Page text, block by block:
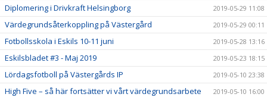
Diplomering i Drivkraft Helsingborg 2019-05-29 11:08
Värdegrundsåterkoppling på Västergård 2019-05-29 00:11
Fotbollsskola i Eskils 10-11 juni 2019-05-28 13:16
Eskilsbladet #3 - Maj 2019 2019-05-23 18:15
Lördagsfotboll på Västergårds IP 2019-05-10 23:38
High Five – så här fortsätter vi vårt värdegrundsarbete 2019-05-10 16:00